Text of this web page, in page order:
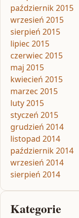
październik 2015
wrzesień 2015
sierpień 2015
lipiec 2015
czerwiec 2015
maj 2015
kwiecień 2015
marzec 2015
luty 2015
styczeń 2015
grudzień 2014
listopad 2014
październik 2014
wrzesień 2014
sierpień 2014
Kategorie